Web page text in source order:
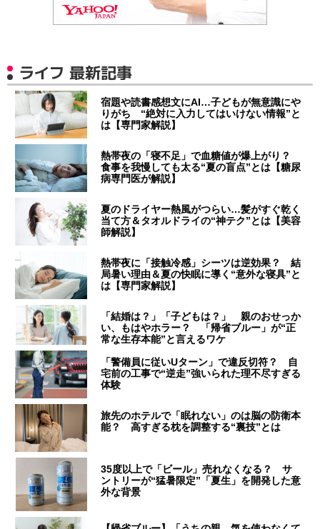
ライフ 最新記事
宿題や読書感想文にAI…子どもが無意識にや
りがち “絶対に入力してはいけない情報”と
は【専門家解説】
熱帯夜の「寝不足」で血糖値が爆上がり？
食事を我慢しても太る“夏の盲点”とは【糖尿
病専門医が解説】
夏のドライヤー熱風がつらい…髪がすぐ乾く
当て方＆タオルドライの“神テク”とは【美容
師解説】
熱帯夜に「接触冷感」シーツは逆効果？ 結
局暑い理由＆夏の快眠に導く“意外な寝具”と
は【専門家解説】
「結婚は？」「子どもは？」 親のおせっか
い、もはやホラー？ 「帰省ブルー」が“正
常な生存本能”と言えるワケ
「警備員に従いUターン」で違反切符？ 自
宅前の工事で“逆走”強いられた理不尽すぎる
体験
旅先のホテルで「眠れない」のは脳の防衛本
能？ 高すぎる枕を調整する“裏技”とは
35度以上で「ビール」売れなくなる？ サ
ントリーが“猛暑限定”「夏生」を開発した意
外な背景